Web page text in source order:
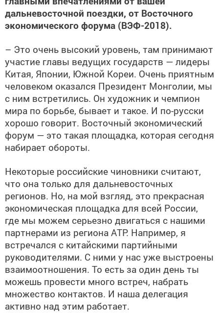
дальневосточной поездки, от Восточного
экономического форума (ВЭФ-2018).
– Это очень высокий уровень, там принимают
участие главы ведущих государств — лидеры
Китая, Японии, Южной Кореи. Очень приятным
человеком оказался Президент Монголии, мы
с ним встретились. Он художник и чемпион
мира по борьбе, бывает и такое. И по-русски
хорошо говорит. Восточный экономический
форум — это такая площадка, которая сегодня
набирает обороты.
Некоторые российские чиновники считают,
что она только для дальневосточных
регионов. Но, на мой взгляд, это прекрасная
экономическая площадка для всей России,
где мы можем серьезно двигаться с нашими
партнерами из региона АТР. Например, я
встречался с китайскими партийными
руководителями. С ними у нас уже выстроены
взаимоотношения. То есть за один день ты
можешь провести много встреч, набрать
множество контактов. И наша делегация
активно над этим работает.